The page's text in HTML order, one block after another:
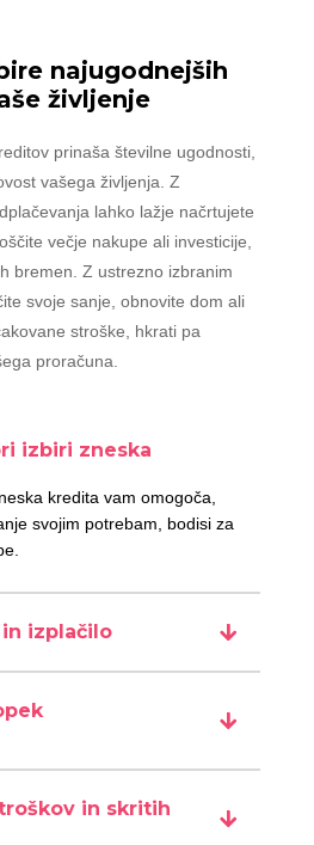
najugodnejših
življenje
prinaša številne ugodnosti,
vašega življenja. Z
lahko lažje načrtujete
večje nakupe ali investicije,
bremen. Z ustrezno izbranim
svoje sanje, obnovite dom ali
stroške, hkrati pa
proračuna.
izbiri zneska
kredita vam omogoča,
svojim potrebam, bodisi za
izplačilo
in skritih